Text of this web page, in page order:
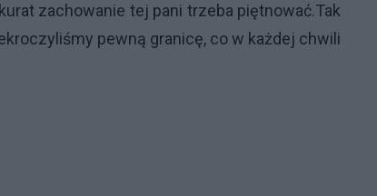
zachowanie tej pani trzeba piętnować.Tak
pewną granicę, co w każdej chwili